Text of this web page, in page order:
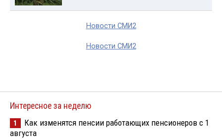
Новости СМИ2
Новости СМИ2
Интересное за неделю
1
Как изменятся пенсии работающих пенсионеров с 1
августа